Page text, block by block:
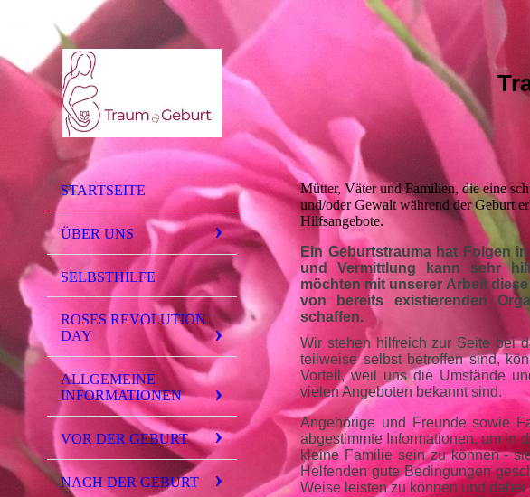
STARTSEITE
ÜBER UNS
SELBSTHILFE
ROSES REVOLUTION
DAY
ALLGEMEINE
INFORMATIONEN
VOR DER GEBURT
NACH DER GEBURT
Mütter, Väter und Familien, die eine
und/oder Gewalt während der Geburt
Hilfsangebote.
Ein Geburtstrauma hat Folgen
und Vermittlung kann sehr
möchten mit unserer Arbeit
von bereits existierenden
schaffen.
Wir stehen hilfreich zur Seite bei
teilweise selbst betroffen sind,
Vorteil, weil uns die Umstände
vielen Angeboten bekannt sind.
Angehörige und Freunde sowie
abgestimmte Informationen, um in
kleine Familie sein zu können -
Helfenden gute Bedingungen
Weise leisten zu können und